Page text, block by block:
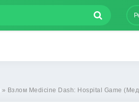
» Взлом Medicine Dash: Hospital Game (Медицинский Дэш)